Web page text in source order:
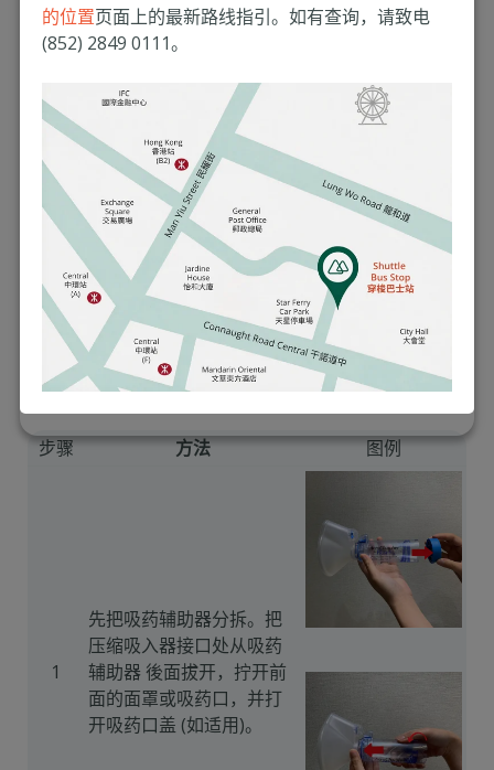
4
罐。吸药指示器会随着呼
吸而摆动。以吸药指示器
的摆动来计算呼吸次数，
并持续呼吸5至6次。
若需要使用多於一个剂
量，隔30秒後重覆步骤2至
4。
清潔吸藥輔助器
步骤 方法 图例
1
先把吸药辅助器分拆。把
压缩吸入器接口处从吸药
辅助器 後面拔开，拧开前
面的面罩或吸药口，并打
开吸药口盖 (如适用)。
的位置页面上的最新路线指引。如有查询，请致电
(852) 2849 0111。